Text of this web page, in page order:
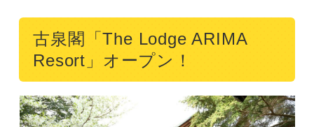
古泉閣「The Lodge ARIMA
Resort」オープン！